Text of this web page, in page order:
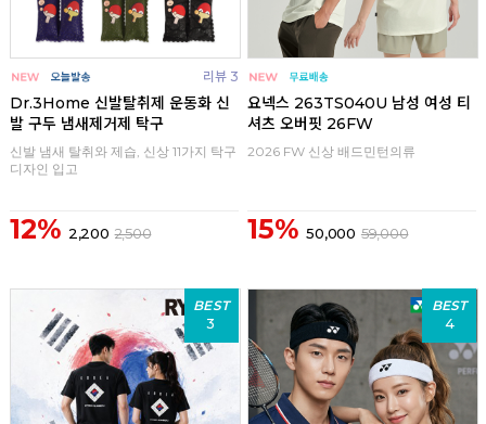
리뷰 3
Dr.3Home 신발탈취제 운동화 신
발 구두 냄새제거제 탁구
신발 냄새 탈취와 제습, 신상 11가지 탁구
디자인 입고
12% 2,200 2,500
요넥스 263TS040U 남성 여성 티
셔츠 오버핏 26FW
2026 FW 신상 배드민턴의류
15% 50,000 59,000
BEST
3
BEST
4